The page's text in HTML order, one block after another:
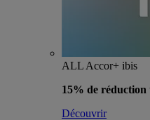
ALL Accor+ ibis
15% de réduction
Découvrir